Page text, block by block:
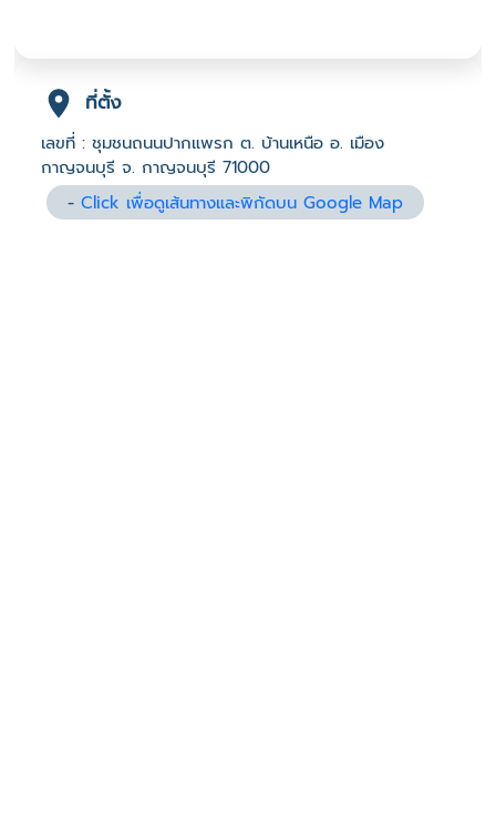
ที่ตั้ง
เลขที่ : ชุมชนถนนปากแพรก ต. บ้านเหนือ อ. เมือง
กาญจนบุรี จ. กาญจนบุรี 71000
-Click เพื่อดูเส้นทางและพิกัดบน Google Map